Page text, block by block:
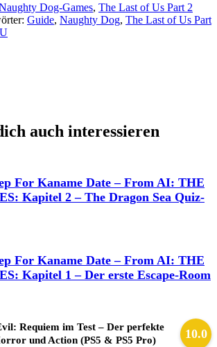
Dog-Games, The Last of Us Part 2
Guide, Naughty Dog, The Last of Us Part
auch interessieren
For Kaname Date – From AI: THE
Kapitel 2 – The Dragon Sea Quiz-
For Kaname Date – From AI: THE
Kapitel 1 – Der erste Escape-Room
Requiem im Test – Der perfekte
und Action (PS5 & PS5 Pro)
10.0